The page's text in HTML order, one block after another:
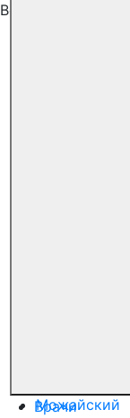
Врачи
Все клиники
Можайский